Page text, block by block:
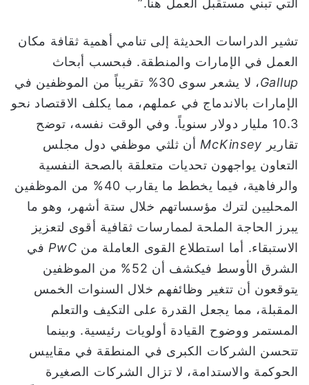
تشير الدراسات الحديثة إلى تنامي أهمية ثقافة مكان
العمل في الإمارات والمنطقة. فبحسب أبحاث
Gallup
، لا يشعر سوى 30% تقريباً من الموظفين في
الإمارات بالاندماج في عملهم، مما يكلف الاقتصاد نحو
10.3 مليار دولار سنوياً. وفي الوقت نفسه، توضح
تقارير McKinsey أن ثلثي موظفي دول مجلس
التعاون يواجهون تحديات متعلقة بالصحة النفسية
والرفاهية، فيما يخطط ما يقارب 40% من الموظفين
المحليين لترك مؤسساتهم خلال ستة أشهر، وهو ما
يبرز الحاجة الملحة لممارسات ثقافية أقوى لتعزيز
الاستبقاء. أما استطلاع القوى العاملة من PwC في
الشرق الأوسط فيكشف أن 52% من الموظفين
يتوقعون أن تتغير وظائفهم خلال السنوات الخمس
المقبلة، مما يجعل القدرة على التكيف والتعلم
المستمر ووضوح القيادة أولويات رئيسية. وبينما
تتحسن الشركات الكبرى في المنطقة في مقاييس
الحوكمة والاستدامة، لا تزال الشركات الصغيرة